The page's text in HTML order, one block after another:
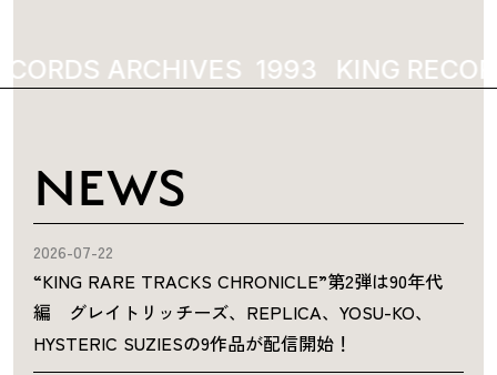
ARCHIVES 1993 KING
NEWS
2026-07-22
“KING RARE TRACKS CHRONICLE”第2弾は90年代
編 グレイトリッチーズ、REPLICA、YOSU-KO、
HYSTERIC SUZIESの9作品が配信開始！